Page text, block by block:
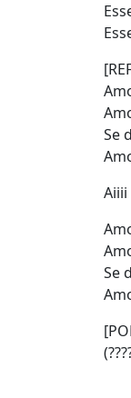
Se
Aiiii
Se